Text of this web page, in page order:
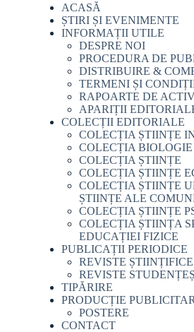
ACASĂ
ȘTIRI ȘI EVENIMENTE
INFORMAȚII UTILE
DESPRE NOI
PROCEDURA DE
DISTRIBUIRE &
TERMENI ȘI
RAPOARTE DE
APARIȚII
COLECȚII EDITORIALE
COLECȚIA ȘTIINȚE
COLECȚIA BIOLOGIE
COLECȚIA ȘTIINȚE
COLECȚIA ȘTIINȚE
COLECȚIA ȘTIINȚE
ȘTIINȚE ALE
COLECȚIA ȘTIINȚE
COLECȚIA ȘTIINȚA
EDUCAȚIEI FIZICE
PUBLICAȚII PERIODICE
REVISTE ȘTIINȚIFICE
REVISTE
TIPĂRIRE
PRODUCȚIE
POSTERE
CONTACT